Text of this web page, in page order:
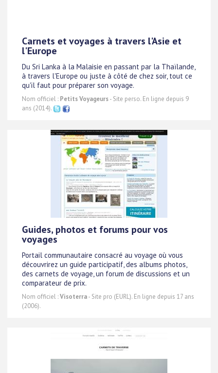
Carnets et voyages à travers l'Asie et
l'Europe
Du Sri Lanka à la Malaisie en passant par la Thaïlande,
à travers l'Europe ou juste à côté de chez soir, tout ce
qu'il faut pour préparer son voyage.
Nom officiel : Petits Voyageurs- Site perso. En ligne depuis 9
ans (2014).
Guides, photos et forums pour vos
voyages
Portail communautaire consacré au voyage où vous
découvrirez un guide participatif, des albums photos,
des carnets de voyage, un forum de discussions et un
comparateur de prix.
Nom officiel :Visoterra- Site pro (EURL). En ligne depuis 17 ans
(2006).